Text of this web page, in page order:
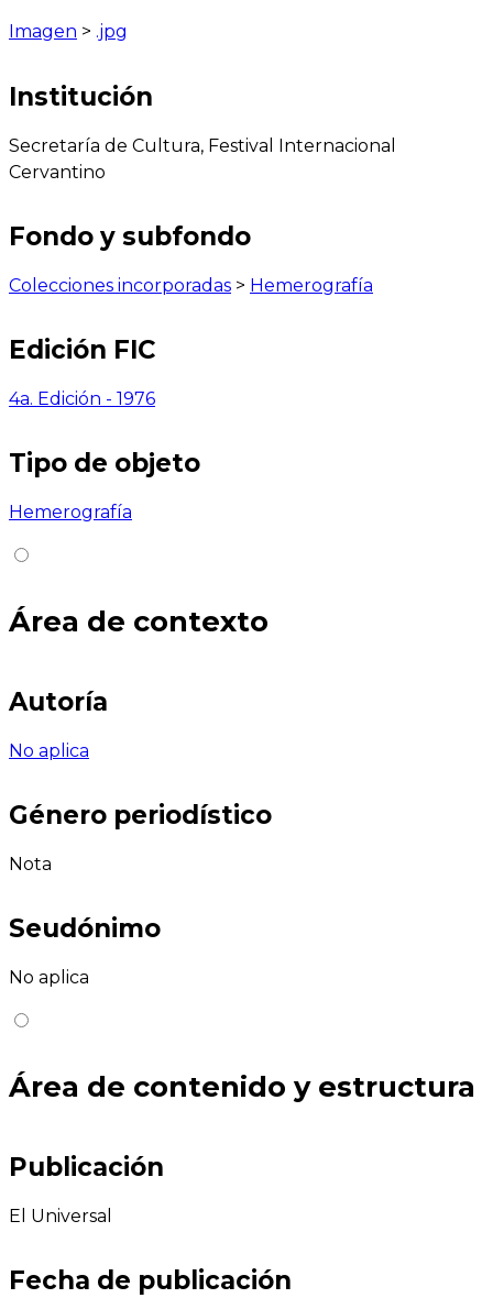
Imagen > .jpg
Institución
Secretaría de Cultura, Festival Internacional
Cervantino
Fondo y subfondo
Colecciones incorporadas > Hemerografía
Edición FIC
4a. Edición - 1976
Tipo de objeto
Hemerografía
Área de contexto
Autoría
No aplica
Género periodístico
Nota
Seudónimo
No aplica
Área de contenido y estructura
Publicación
El Universal
Fecha de publicación